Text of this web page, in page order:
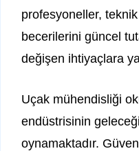
profesyoneller,
becerilerini güncel
değişen ihtiyaçlara
Uçak mühendisliği
endüstrisinin
oynamaktadır.